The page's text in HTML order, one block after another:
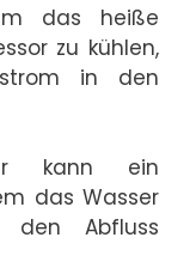
das heiße
zu kühlen,
in den
kann ein
das Wasser
Abfluss